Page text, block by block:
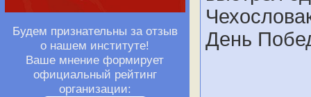
Будем признательны за отзыв
о нашем институте!
Ваше мнение формирует
официальный рейтинг
организации:
День